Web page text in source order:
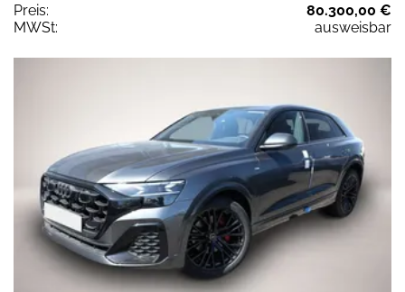
Preis:
80.300,00 €
MWSt:
ausweisbar